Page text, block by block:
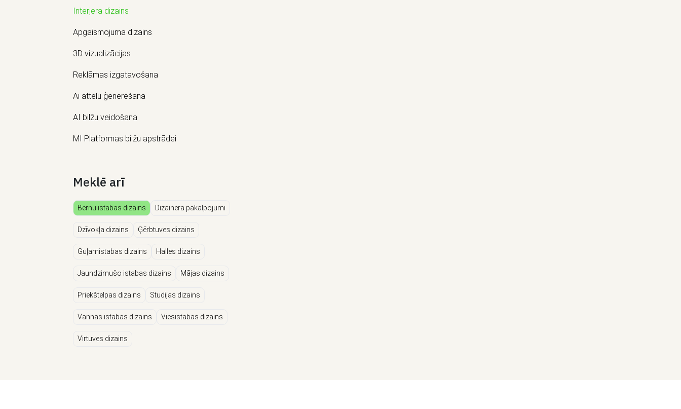
Interjera dizains
Apgaismojuma dizains
3D vizualizācijas
Reklāmas izgatavošana
Ai attēlu ģenerēšana
AI bilžu veidošana
MI Platformas bilžu apstrādei
Meklē arī
Bērnu istabas dizains Dizainera pakalpojumi
Dzīvokļa dizains Ģērbtuves dizains
Guļamistabas dizains Halles dizains
Jaundzimušo istabas dizains Mājas dizains
Priekštelpas dizains Studijas dizains
Vannas istabas dizains Viesistabas dizains
Virtuves dizains